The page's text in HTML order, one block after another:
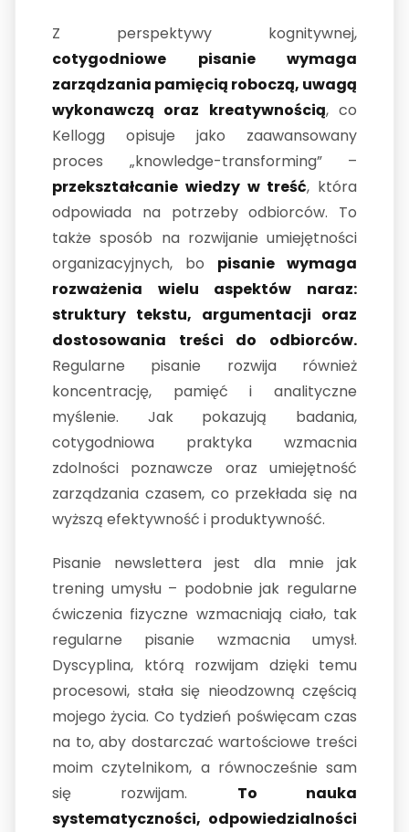
Z perspektywy kognitywnej,
cotygodniowe pisanie wymaga
zarządzania pamięcią roboczą, uwagą
wykonawczą oraz kreatywnością, co
Kellogg opisuje jako zaawansowany
proces „knowledge-transforming” –
przekształcanie wiedzy w treść, która
odpowiada na potrzeby odbiorców. To
także sposób na rozwijanie umiejętności
organizacyjnych, bo pisanie wymaga
rozważenia wielu aspektów naraz:
struktury tekstu, argumentacji oraz
dostosowania treści do odbiorców.
Regularne pisanie rozwija również
koncentrację, pamięć i analityczne
myślenie. Jak pokazują badania,
cotygodniowa praktyka wzmacnia
zdolności poznawcze oraz umiejętność
zarządzania czasem, co przekłada się na
wyższą efektywność i produktywność.
Pisanie newslettera jest dla mnie jak
trening umysłu – podobnie jak regularne
ćwiczenia fizyczne wzmacniają ciało, tak
regularne pisanie wzmacnia umysł.
Dyscyplina, którą rozwijam dzięki temu
procesowi, stała się nieodzowną częścią
mojego życia. Co tydzień poświęcam czas
na to, aby dostarczać wartościowe treści
moim czytelnikom, a równocześnie sam
się rozwijam. To nauka
systematyczności, odpowiedzialności